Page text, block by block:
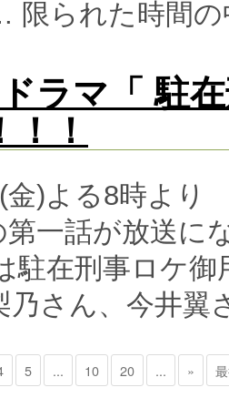
限られた時間
ラマ「 駐
！
金)よる8時よ
第一話が放送に
駐在刑事ロケ
乃さん、今井
5 ... 10 20 ... »